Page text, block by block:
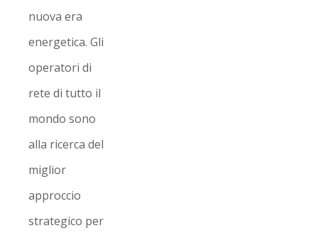
nuova era
energetica. Gli
operatori di
rete di tutto il
mondo sono
alla ricerca del
miglior
approccio
strategico per